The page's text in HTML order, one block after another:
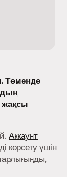
Төменде
жақсы
Аккаунт
көрсету үшін